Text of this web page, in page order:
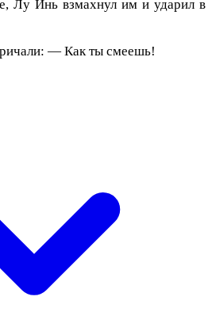
Лу Инь взмахнул им и ударил в
— Как ты смеешь!